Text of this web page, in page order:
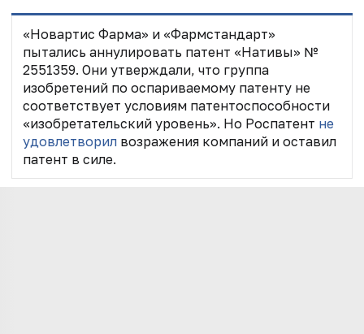
«Новартис Фарма» и «Фармстандарт»
пытались аннулировать патент «Нативы» №
2551359. Они утверждали, что группа
изобретений по оспариваемому патенту не
соответствует условиям патентоспособности
«изобретательский уровень». Но Роспатент не
удовлетворилвозражения компаний и оставил
патент в силе.